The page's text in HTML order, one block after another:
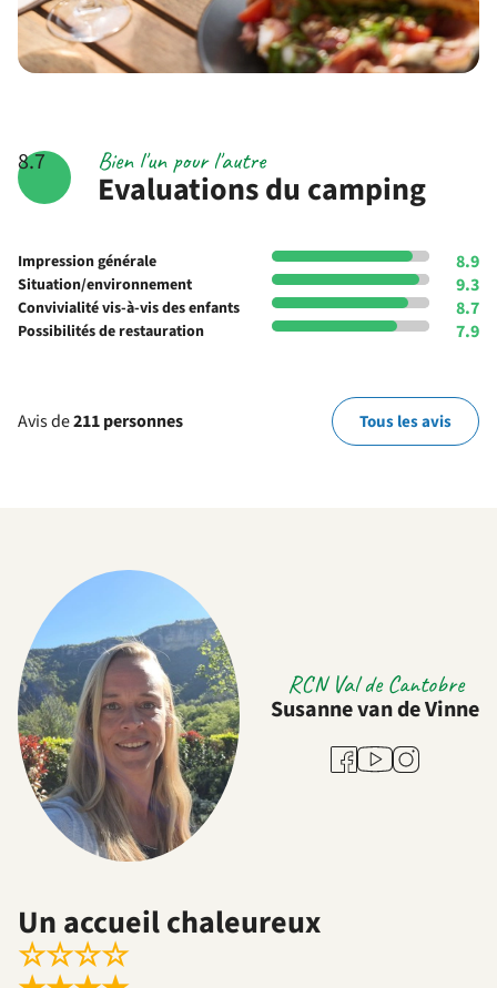
8.7
Evaluations du camping
Bien l'un pour l'autre
Impression générale 8.9
Situation/environnement 9.3
Convivialité vis-à-vis des enfants 8.7
Possibilités de restauration 7.9
Avis de211 personnes Tous les avis
RCN Val de Cantobre
Susanne van de Vinne
Facebook
YoutubeInstagram
Un accueil chaleureux
☆☆☆☆